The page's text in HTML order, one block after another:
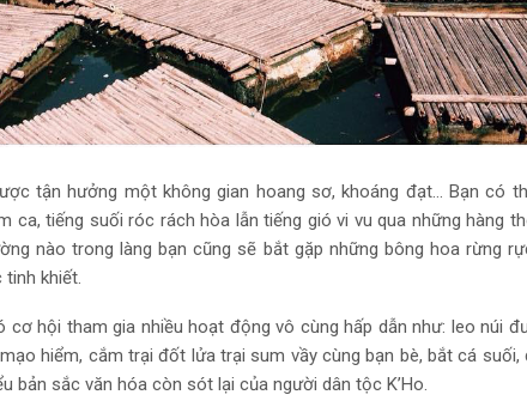
tận hưởng một không gian hoang sơ, khoáng đạt… Bạn có
ca, tiếng suối róc rách hòa lẫn tiếng gió vi vu qua những hàng
nào trong làng bạn cũng sẽ bắt gặp những bông hoa rừng
khiết.
cơ hội tham gia nhiều hoạt động vô cùng hấp dẫn như: leo núi
hiểm, cắm trại đốt lửa trại sum vầy cùng bạn bè, bắt cá suối,
bản sắc văn hóa còn sót lại của người dân tộc K’Ho.